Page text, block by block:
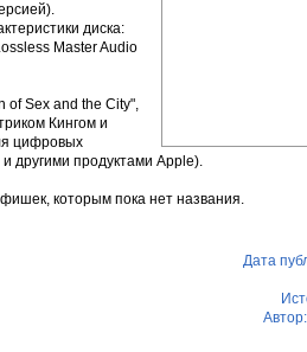
диска:
Master Audio
Sex and the City",
Кингом и
цифровых
другими продуктами Apple).
фишек, которым пока нет названия.
Дата